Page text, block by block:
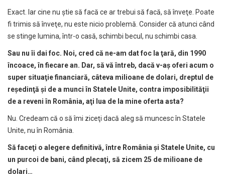
Exact. Iar cine nu ştie să facă ce ar trebui să facă, să înveţe. Poate
fi trimis să înveţe, nu este nicio problemă. Consider că atunci când
se stinge lumina, într-o casă, schimbi becul, nu schimbi casa.
Sau nu îi dai foc. Noi, cred că ne-am dat foc la ţară, din 1990
încoace, în fiecare an. Dar, să văîntreb, dacă v-aş oferi acum o
super situaţie financiară, câteva milioane de dolari, dreptul de
reşedinţă şi de a munci în Statele Unite, contra imposibilităţii
de a reveni în România, aţi lua de la mine oferta asta?
Nu. Credeam că o să îmi ziceţi dacă aleg să muncesc în Statele
Unite, nu în România.
Să faceţi o alegere definitivă, între România şi Statele Unite, cu
un purcoi de bani, când plecaţi, să zicem 25 de milioane de
dolari…